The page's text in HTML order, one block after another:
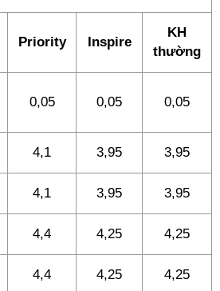
Priority Inspire
KH
thường
0,05 0,05 0,05
4,1 3,95 3,95
4,1 3,95 3,95
4,4 4,25 4,25
4,4 4,25 4,25